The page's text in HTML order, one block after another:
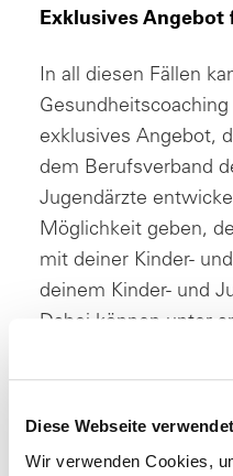
Diese Webseite
Wir verwenden Cookies,
Exklusives Angebot
In all diesen Fällen
exklusives Angebot,
dem Berufsverband
Jugendärzte
Möglichkeit geben,
mit deiner Kinder-
deinem Kinder- und
Dabei können unter
Themenbereiche
Hyperkinetisches